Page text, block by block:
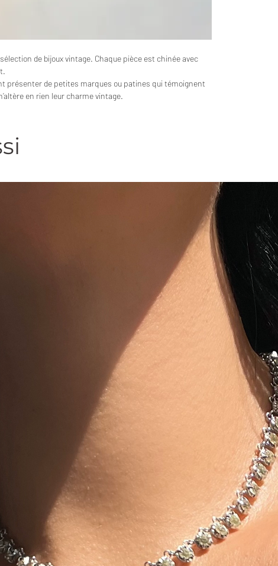
de bijoux vintage. Chaque pièce est chinée avec
présenter de petites marques ou patines qui témoignent
en rien leur charme vintage.